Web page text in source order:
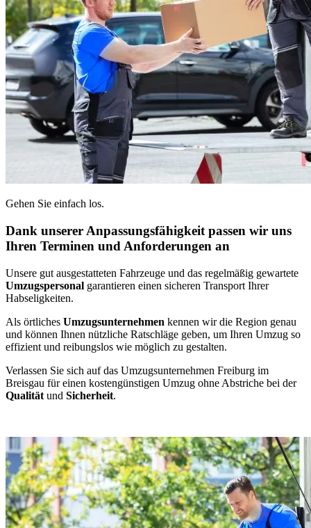
Gehen Sie einfach los.
Dank unserer Anpassungsfähigkeit passen wir uns
Ihren Terminen und Anforderungen an
Unsere gut ausgestatteten Fahrzeuge und das regelmäßig gewartete
Umzugspersonal garantieren einen sicheren Transport Ihrer
Habseligkeiten.
Als örtliches Umzugsunternehmen kennen wir die Region genau
und können Ihnen nützliche Ratschläge geben, um Ihren Umzug so
effizient und reibungslos wie möglich zu gestalten.
Verlassen Sie sich auf das Umzugsunternehmen Freiburg im
Breisgau für einen kostengünstigen Umzug ohne Abstriche bei der
Qualität und Sicherheit.